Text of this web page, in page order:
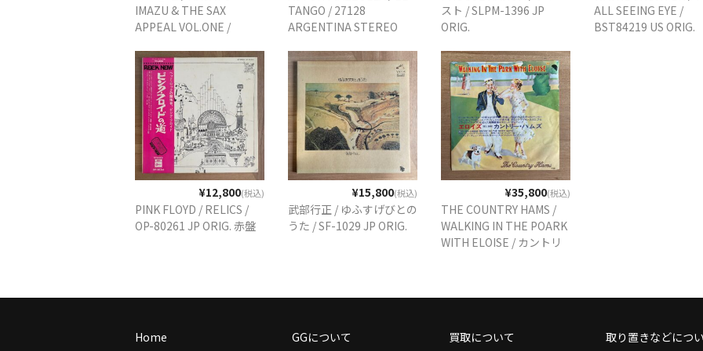
IMAZU & THE SAX
APPEAL VOL.ONE /
PRIVATE PRESS
TANGO / 27128
ARGENTINA STEREO
スト / SLPM-1396 JP
ORIG.
ALL SEEING EYE /
BST84219 US ORIG.
¥12,800(税込)
PINK FLOYD / RELICS /
OP-80261 JP ORIG. 赤盤
¥15,800(税込)
武部行正 / ゆふすげびとの
うた / SF-1029 JP ORIG.
¥35,800(税込)
THE COUNTRY HAMS /
WALKING IN THE POARK
WITH ELOISE / カントリ
Home
GGについて 買取について 取り置きなどにつ